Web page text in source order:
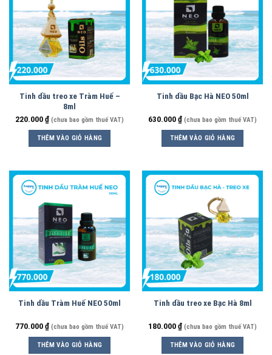
Tinh dầu treo xe Tràm Huế –
8ml
220.000₫ (chưa bao gồm thuế VAT)
THÊM VÀO GIỎ HÀNG
Tinh dầu Bạc Hà NEO 50ml
630.000₫ (chưa bao gồm thuế VAT)
THÊM VÀO GIỎ HÀNG
Tinh dầu Tràm Huế NEO 50ml
770.000₫ (chưa bao gồm thuế VAT)
THÊM VÀO GIỎ HÀNG
Tinh dầu treo xe Bạc Hà 8ml
180.000₫ (chưa bao gồm thuế VAT)
THÊM VÀO GIỎ HÀNG